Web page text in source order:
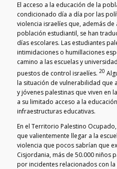
El acceso a la educación de la
condicionado día a día por las
violencia israelíes que, además
población estudiantil, se han
días escolares. Las estudiantes
intimidaciones o humillaciones
camino a las escuelas y
puestos de control israelíes. 20
la situación de vulnerabilidad que
y jóvenes palestinas que viven en
a su limitado acceso a la
infraestructuras educativas.
En el Territorio Palestino
que valientemente llegar a la
violencia que pocos sabrían que
Cisjordania, más de 50.000 niños
por incidentes relacionados con